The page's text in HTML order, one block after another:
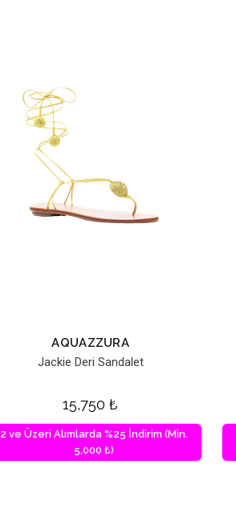
AQUAZZURA
Jackie Deri Sandalet
15,750₺
2 ve Üzeri Alımlarda %25 İndirim (Min.
5,000 ₺)